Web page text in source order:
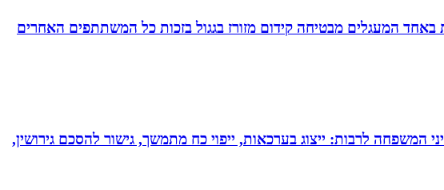
המעגלים מבטיחה קידום מזורז בגגול בזכות כל המשתתפים האחרים
המשפחה לרבות: ייצוג בערכאות, ייפוי כח מתמשך, גישור להסכם גירושין,